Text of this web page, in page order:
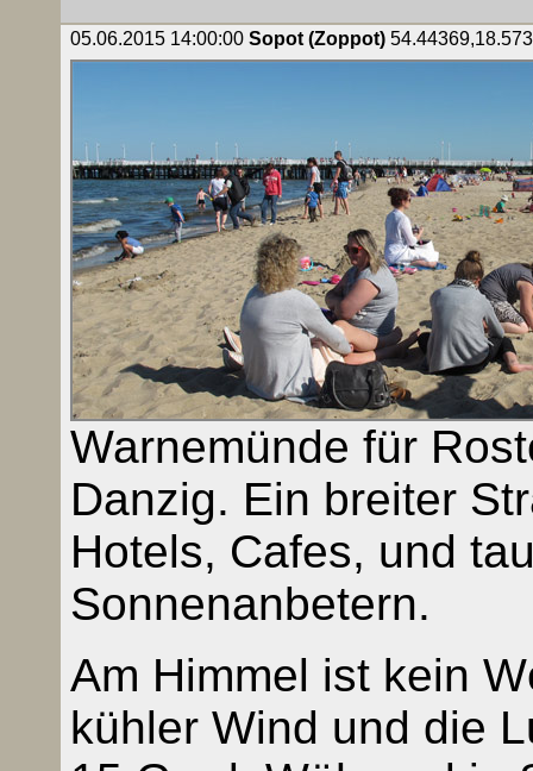
05.06.2015 14:00:00 Sopot (Zoppot)
Warnemünde für
Danzig. Ein breiter
Hotels, Cafes, und
Sonnenanbetern.
Am Himmel ist kein
kühler Wind und die